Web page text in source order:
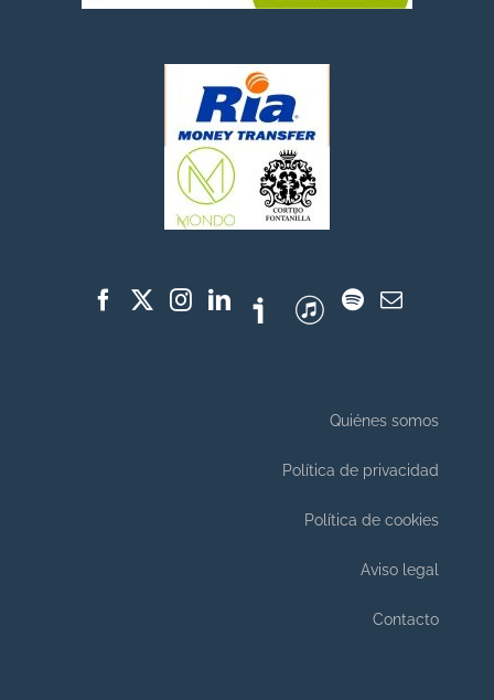
Quiénes somos
Política de privacidad
Política de cookies
Aviso legal
Contacto